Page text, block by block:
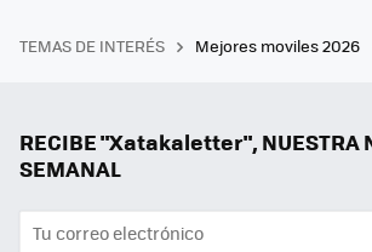
TEMAS DE INTERÉS Mejores moviles 2026
RECIBE "Xatakaletter", NUESTRA
SEMANAL